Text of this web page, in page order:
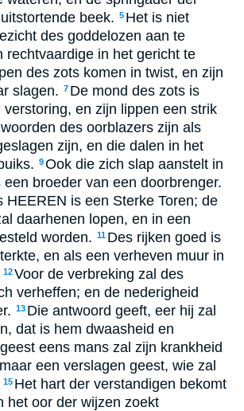
beek. 5 Het is niet
des goddelozen aan te
rechtvaardige in het gericht te
des zots komen in twist, en zijn
slagen. 7 De mond des zots is
verstoring, en zijn lippen een strik
des oorblazers zijn als
zijn, en die dalen in het
9Ook die zich slap aanstelt in
broeder van een doorbrenger.
HEEREN is een Sterke Toren; de
daarhenen lopen, en in een
worden. 11 Des rijken goed is
en als een verheven muur in
12Voor de verbreking zal des
verheffen; en de nederigheid
13 Die antwoord geeft, eer hij zal
dat is hem dwaasheid en
eens mans zal zijn krankheid
een verslagen geest, wie zal
15 Het hart der verstandigen bekomt
het oor der wijzen zoekt